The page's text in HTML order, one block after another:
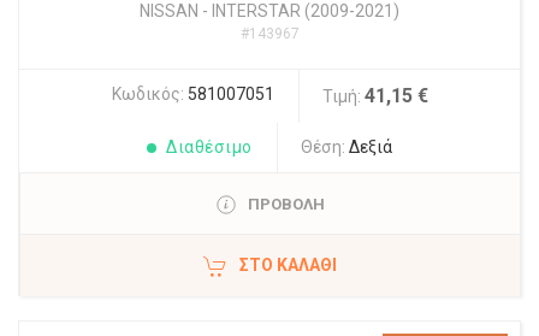
NISSAN - INTERSTAR (2009-2021)
#143967
Κωδικός: 581007051 Τιμή: 41,15 €
Διαθέσιμο Θέση: Δεξιά
ΠΡΟΒΟΛΗ
ΣΤΟ ΚΑΛΆΘΙ